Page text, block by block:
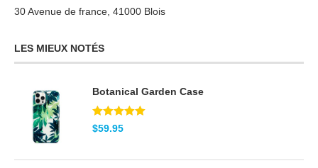
30 Avenue de france, 41000 Blois
LES MIEUX NOTÉS
Botanical Garden Case
Note5.00
sur 5
$59.95